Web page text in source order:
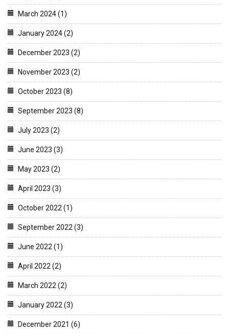
March 2024 (1)
January 2024 (2)
December 2023 (2)
November 2023 (2)
October 2023 (8)
September 2023 (8)
July 2023 (2)
June 2023 (3)
May 2023 (2)
April 2023 (3)
October 2022 (1)
September 2022 (3)
June 2022 (1)
April 2022 (2)
March 2022 (2)
January 2022 (3)
December 2021 (6)